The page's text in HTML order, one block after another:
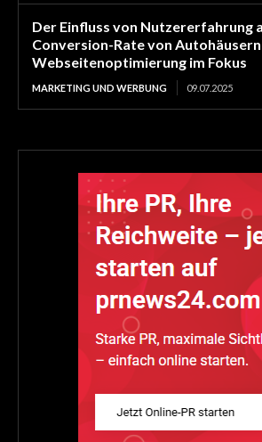
Der Einfluss von Nutzererfahrung
Conversion-Rate von
Webseitenoptimierung im Fokus
MARKETING UND WERBUNG 09.07.2025